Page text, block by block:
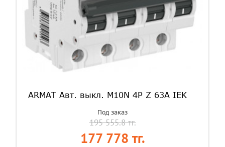
ARMAT Авт. выкл. M10N 4P Z 63А IEK
Под заказ
195 555.8 тг.
177 778 тг.